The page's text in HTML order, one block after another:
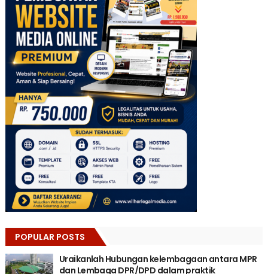
POPULAR POSTS
Uraikanlah Hubungan kelembagaan antara MPR
dan Lembaga DPR/DPD dalam praktik